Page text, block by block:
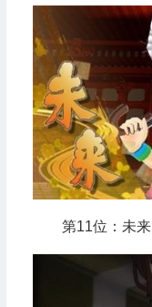
第11位：未